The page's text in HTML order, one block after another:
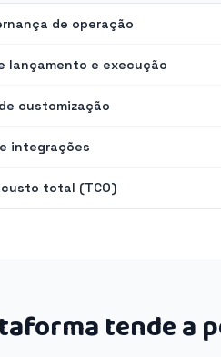
de operação
lançamento e execução
customização
integrações
total (TCO)
tende a